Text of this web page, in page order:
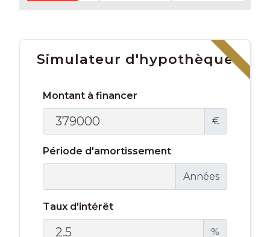
Simulateur d'hypothèque
Montant à financer
€
Période d'amortissement
Années
Taux d'intérêt
%